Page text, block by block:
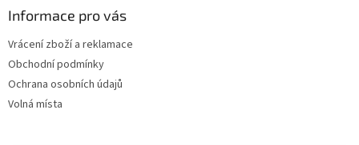
Informace pro vás
Vrácení zboží a reklamace
Obchodní podmínky
Ochrana osobních údajů
Volná místa